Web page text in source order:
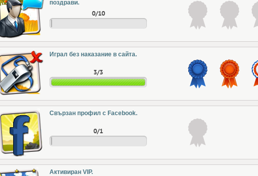
поздрави.
0/10
Играл без наказание в сайта.
3/3
Свързан профил с Facebook.
0/1
Активиран VIP.